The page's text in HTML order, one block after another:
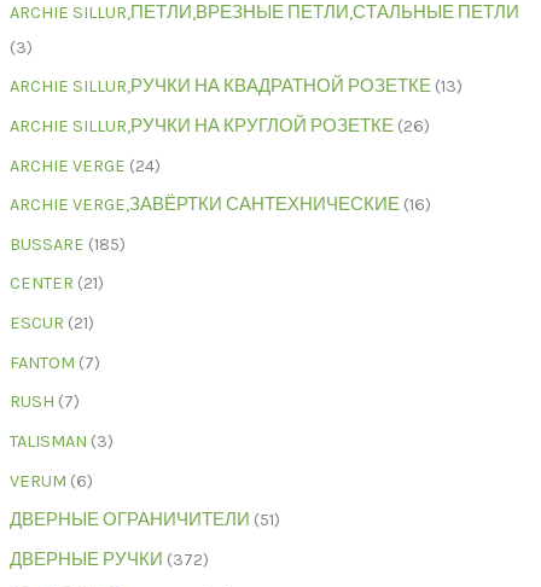
ARCHIE SILLUR,ПЕТЛИ,ВРЕЗНЫЕ ПЕТЛИ,СТАЛЬНЫЕ ПЕТЛИ
3
ARCHIE SILLUR,РУЧКИ НА КВАДРАТНОЙ РОЗЕТКЕ 13
ARCHIE SILLUR,РУЧКИ НА КРУГЛОЙ РОЗЕТКЕ 26
ARCHIE VERGE 24
ARCHIE VERGE,ЗАВЁРТКИ САНТЕХНИЧЕСКИЕ 16
BUSSARE 185
CENTER 21
ESCUR 21
FANTOM 7
RUSH 7
TALISMAN 3
VERUM 6
ДВЕРНЫЕ ОГРАНИЧИТЕЛИ 51
ДВЕРНЫЕ РУЧКИ 372